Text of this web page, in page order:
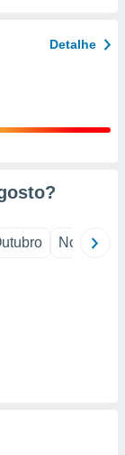
Detalhe
?
Novembro